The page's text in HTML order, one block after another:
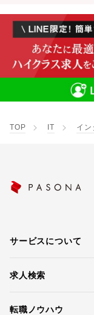
TOP IT イン
サービスについて
求人検索
転職ノウハウ